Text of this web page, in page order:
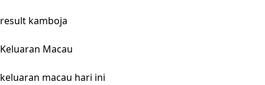
result kamboja
Keluaran Macau
keluaran macau hari ini